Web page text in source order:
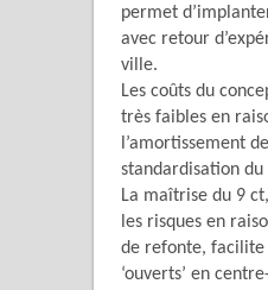
permet
avec retour
ville.
Les coûts du
très faibles en
l’amortissement
standardisation du
La maîtrise du 9
les risques en
de refonte, facilite
‘ouverts’ en